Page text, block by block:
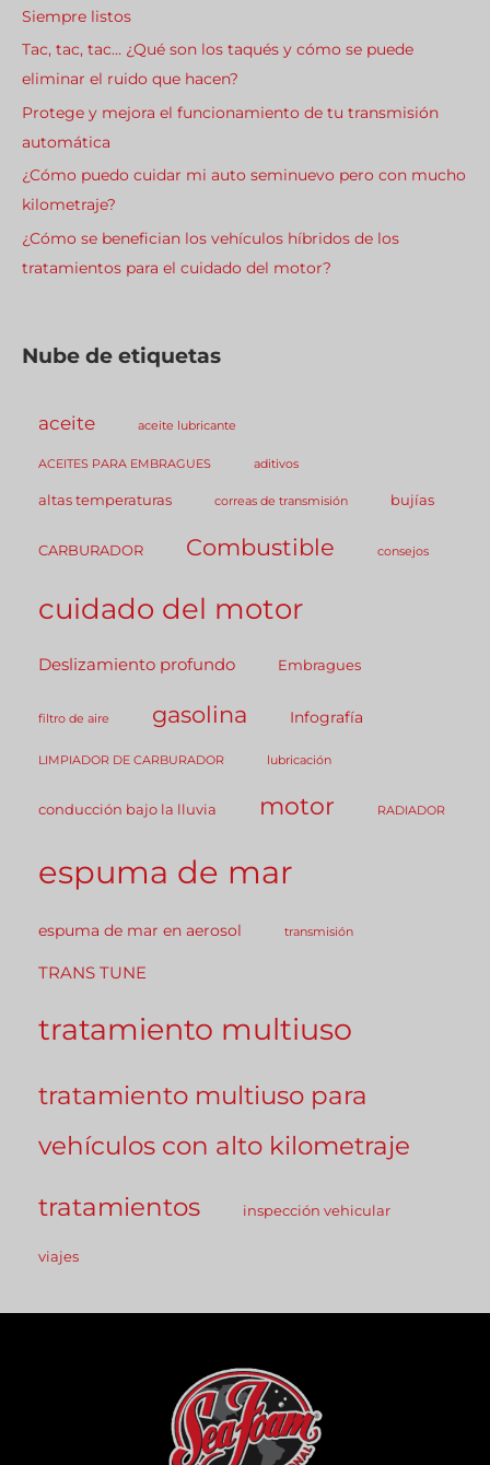
Siempre listos
Tac, tac, tac… ¿Qué son los taqués y cómo se puede
eliminar el ruido que hacen?
Protege y mejora el funcionamiento de tu transmisión
automática
¿Cómo puedo cuidar mi auto seminuevo pero con mucho
kilometraje?
¿Cómo se benefician los vehículos híbridos de los
tratamientos para el cuidado del motor?
Nube de etiquetas
aceite aceite lubricante
ACEITES PARA EMBRAGUES aditivos
altas temperaturas correas de transmisión bujías
CARBURADOR Combustible consejos
cuidado del motor
Deslizamiento profundo Embragues
filtro de aire gasolina Infografía
LIMPIADOR DE CARBURADOR lubricación
conducción bajo la lluvia motor RADIADOR
espuma de mar
espuma de mar en aerosol transmisión
TRANS TUNE
tratamiento multiuso
tratamiento multiuso para
vehículos con alto kilometraje
tratamientos inspección vehicular
viajes